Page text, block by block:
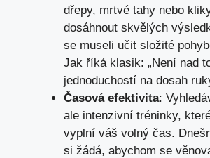
dřepy, mrtvé tahy nebo
dosáhnout skvělých
se museli učit složité
Jak říká klasik: „Není nad
jednoduchostí na dosah
Časová efektivita:
ale intenzivní tréninky,
vyplní váš volný čas.
si žádá, abychom se